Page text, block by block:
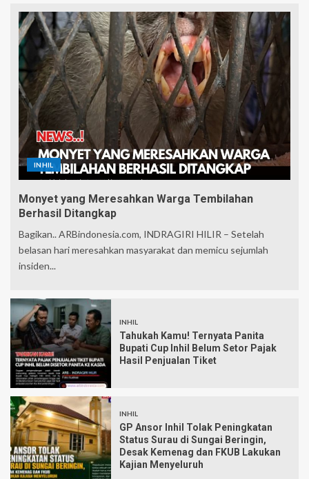
INHIL
Monyet yang Meresahkan Warga Tembilahan
Berhasil Ditangkap
Bagikan.. ARBindonesia.com, INDRAGIRI HILIR – Setelah
belasan hari meresahkan masyarakat dan memicu sejumlah
insiden...
INHIL
Tahukah Kamu! Ternyata Panita
Bupati Cup Inhil Belum Setor Pajak
Hasil Penjualan Tiket
INHIL
GP Ansor Inhil Tolak Peningkatan
Status Surau di Sungai Beringin,
Desak Kemenag dan FKUB Lakukan
Kajian Menyeluruh